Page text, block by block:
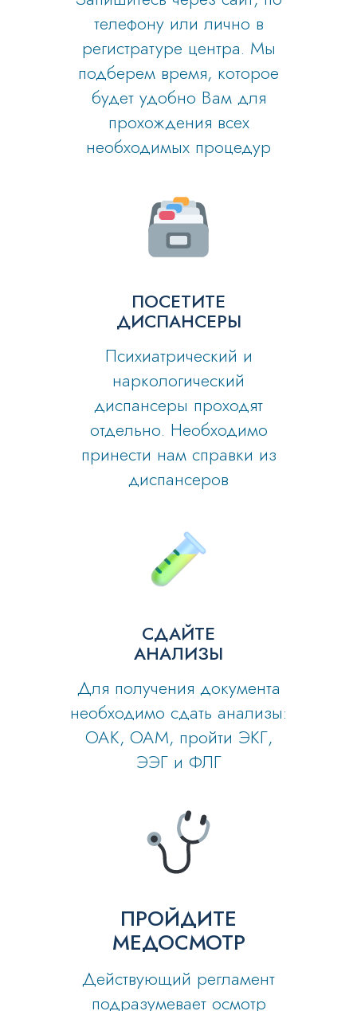
телефону или лично в
регистратуре центра. Мы
подберем время, которое
будет удобно Вам для
прохождения всех
необходимых процедур
ПОСЕТИТЕ
ДИСПАНСЕРЫ
Психиатрический и
наркологический
диспансеры проходят
отдельно. Необходимо
принести нам справки из
диспансеров
СДАЙТЕ
АНАЛИЗЫ
Для получения документа
необходимо сдать анализы:
ОАК, ОАМ, пройти ЭКГ,
ЭЭГ и ФЛГ
ПРОЙДИТЕ
МЕДОСМОТР
Действующий регламент
подразумевает осмотр